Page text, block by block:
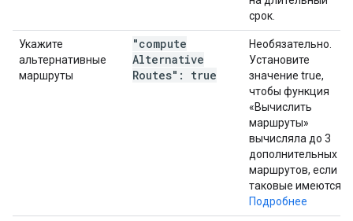
срок.
Укажите
альтернативные
маршруты
"compute
Alternative
Routes": true
Необязательно.
Установите
значение true,
чтобы функция
«Вычислить
маршруты»
вычисляла до 3
дополнительных
маршрутов, если
таковые имеются.
Подробнее